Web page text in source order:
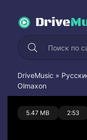
Drive
DriveMusic »
Olmaxon
5.47 MB 2:53